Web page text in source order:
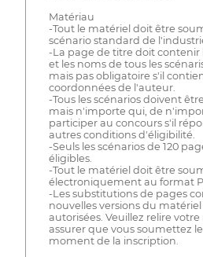
Matériau
-Tout le matériel doit être
scénario standard de
-La page de titre doit contenir
et les noms de tous les
mais pas obligatoire s'il
coordonnées de l'auteur.
-Tous les scénarios doivent
mais n'importe qui, de
participer au concours s'il
autres conditions d'éligibilité.
-Seuls les scénarios de 120
éligibles.
-Tout le matériel doit être
électroniquement au format
-Les substitutions de pages
nouvelles versions du matériel
autorisées. Veuillez relire
assurer que vous soumettez
moment de la inscription.